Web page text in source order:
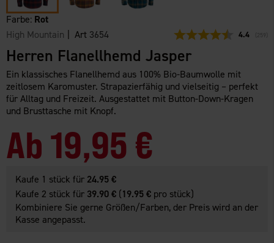
Farbe: Rot
High Mountain | Art 3654 4.4 259
Herren Flanellhemd Jasper
Ein klassisches Flanellhemd aus 100% Bio-Baumwolle mit
zeitlosem Karomuster. Strapazierfähig und vielseitig – perfekt
für Alltag und Freizeit. Ausgestattet mit Button-Down-Kragen
und Brusttasche mit Knopf.
Ab 19,95 €
Kaufe 1 stück für 24.95 €
Kaufe 2 stück für 39.90 € (19.95 € pro stück)
Kombiniere Sie gerne Größen/Farben, der Preis wird an der
Kasse angepasst.